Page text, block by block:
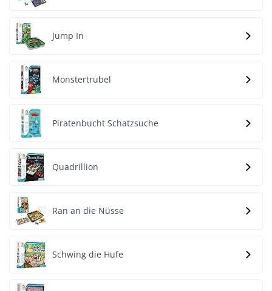
Jump In
Monstertrubel
Piratenbucht Schatzsuche
Quadrillion
Ran an die Nüsse
Schwing die Hufe